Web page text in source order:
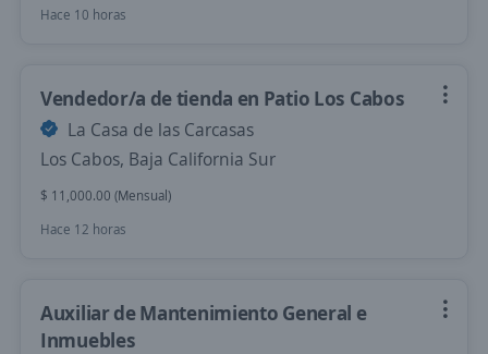
Hace 10 horas
Vendedor/a de tienda en Patio Los Cabos
La Casa de las Carcasas
Los Cabos, Baja California Sur
$ 11,000.00 (Mensual)
Hace 12 horas
Auxiliar de Mantenimiento General e
Inmuebles